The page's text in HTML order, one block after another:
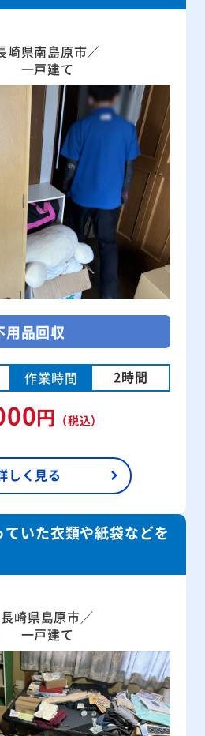
崎県南島原市／
一戸建て
用品回収
作業時間 2時間
円 （税込）
しく見る
いた衣類や紙袋などを
長崎県島原市／
一戸建て